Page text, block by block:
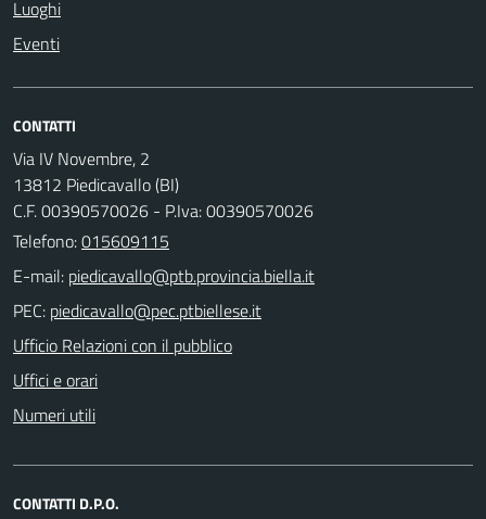
Luoghi
Eventi
CONTATTI
Via IV Novembre, 2
13812 Piedicavallo (BI)
C.F. 00390570026 - P.Iva: 00390570026
Telefono:015609115
E-mail:
PEC:
Ufficio Relazioni con il pubblico
Uffici e orari
Numeri utili
CONTATTI D.P.O.